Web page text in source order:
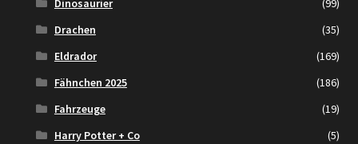
Dinosaurier
(99)
Drachen
(35)
Eldrador
(169)
Fähnchen 2025
(186)
Fahrzeuge
(19)
Harry Potter + Co
(5)